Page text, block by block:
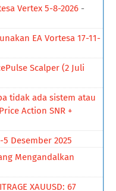
Vertex 5-8-2026 -
EA Vortesa 17-11-
Scalper (2 Juli
tidak ada sistem atau
Action SNR +
Desember 2025
Mengandalkan
XAUUSD: 67